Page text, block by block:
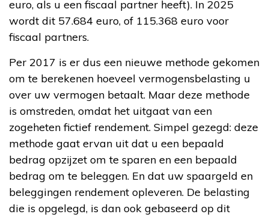
euro, als u een fiscaal partner heeft). In 2025
wordt dit 57.684 euro, of 115.368 euro voor
fiscaal partners.
Per 2017 is er dus een nieuwe methode gekomen
om te berekenen hoeveel vermogensbelasting u
over uw vermogen betaalt. Maar deze methode
is omstreden, omdat het uitgaat van een
zogeheten fictief rendement. Simpel gezegd: deze
methode gaat ervan uit dat u een bepaald
bedrag opzijzet om te sparen en een bepaald
bedrag om te beleggen. En dat uw spaargeld en
beleggingen rendement opleveren. De belasting
die is opgelegd, is dan ook gebaseerd op dit